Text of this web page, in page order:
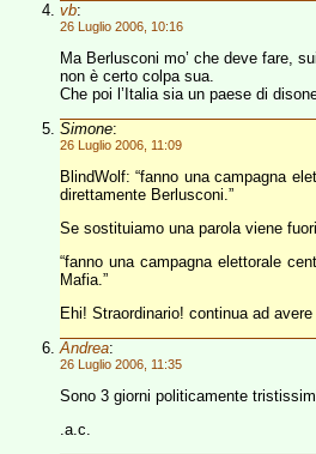
vb:
26 Luglio 2006, 10:16
Ma Berlusconi mo’ che deve fare,
non è certo colpa sua.
Che poi l’Italia sia un paese di
Simone:
26 Luglio 2006, 11:09
BlindWolf: “fanno una campagna
direttamente Berlusconi.”
Se sostituiamo una parola viene
“fanno una campagna elettorale
Mafia.”
Ehi! Straordinario! continua ad
Andrea:
26 Luglio 2006, 11:35
Sono 3 giorni politicamente
.a.c.